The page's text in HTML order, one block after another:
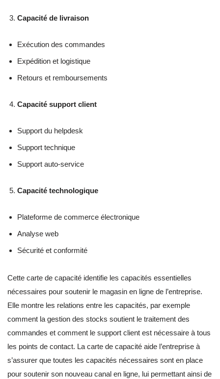
Capacité de livraison
Exécution des commandes
Expédition et logistique
Retours et remboursements
Capacité support client
Support du helpdesk
Support technique
Support auto-service
Capacité technologique
Plateforme de commerce électronique
Analyse web
Sécurité et conformité
Cette carte de capacité identifie les capacités essentielles
nécessaires pour soutenir le magasin en ligne de l’entreprise.
Elle montre les relations entre les capacités, par exemple
comment la gestion des stocks soutient le traitement des
commandes et comment le support client est nécessaire à tous
les points de contact. La carte de capacité aide l’entreprise à
s’assurer que toutes les capacités nécessaires sont en place
pour soutenir son nouveau canal en ligne, lui permettant ainsi de